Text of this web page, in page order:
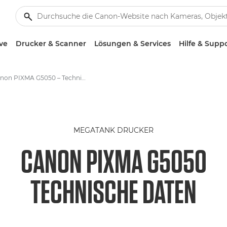
Drucker & Scanner Lösungen & Services Hilfe &
Canon PIXMA G5050 – Technische Daten
MEGATANK DRUCKER
CANON PIXMA G5050
TECHNISCHE DATEN